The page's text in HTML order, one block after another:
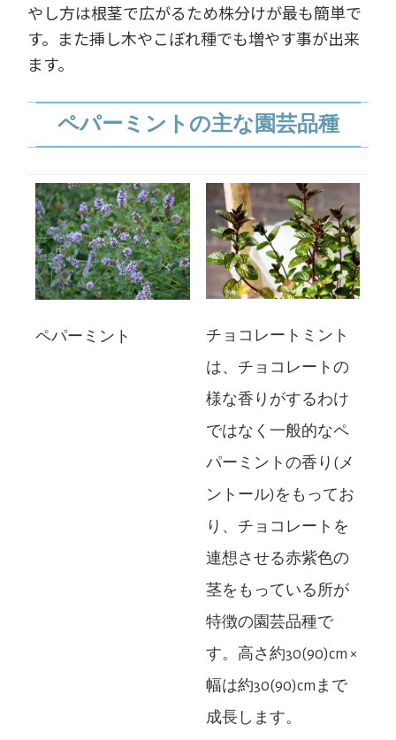
やし方は根茎で広がるため株分けが最も簡単で
す。また挿し木やこぼれ種でも増やす事が出来
ます。
ペパーミントの主な園芸品種
ペパーミント
チョコレートミント
は、チョコレートの
様な香りがするわけ
ではなく一般的なペ
パーミントの香り(メ
ントール)をもってお
り、チョコレートを
連想させる赤紫色の
茎をもっている所が
特徴の園芸品種で
す。高さ約30(90)cm ×
幅は約30(90)cmまで
成長します。